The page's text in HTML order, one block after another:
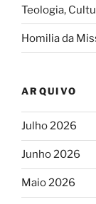
Teologia,
Homilia da
ARQUIVO
Julho 2026
Junho 2026
Maio 2026